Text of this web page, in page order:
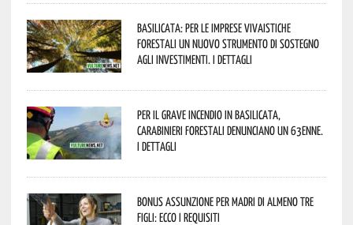
Basilicata: per le imprese vivaistiche
forestali un nuovo strumento di sostegno
agli investimenti. I dettagli
Per il grave incendio in Basilicata,
Carabinieri forestali denunciano un 63enne.
I dettagli
Bonus assunzione per madri di almeno tre
figli: ecco i requisiti